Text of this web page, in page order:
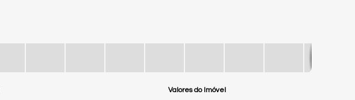
Valores do Imóvel